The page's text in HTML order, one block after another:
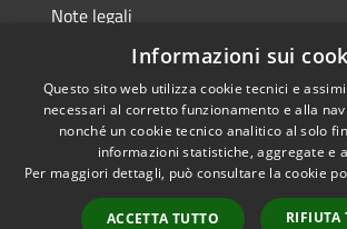
Note legali
Dichiarazione di accessibilità
RSS
Accessibilità
Copyright
Informazioni sui
Questo sito web utilizza cookie tecnici e
necessari al corretto funzionamento e alla
nonché un cookie tecnico analitico al solo
informazioni statistiche, aggregate e
Per maggiori dettagli, può consultare la cookie
ACCETTA TUTTO RIFIUTA